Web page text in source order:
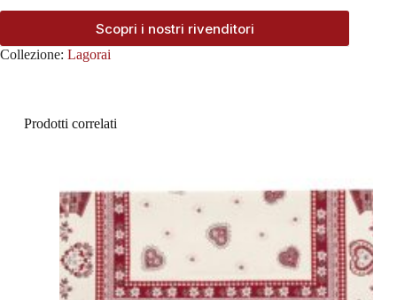
Scopri i nostri rivenditori
Collezione: Lagorai
Prodotti correlati